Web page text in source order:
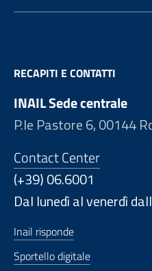
RECAPITI E CONTATTI
INAIL Sede centrale
P.le Pastore 6, 00144
Contact Center
(+39) 06.6001
Dal lunedì al venerdì
Inail risponde
Sportello digitale